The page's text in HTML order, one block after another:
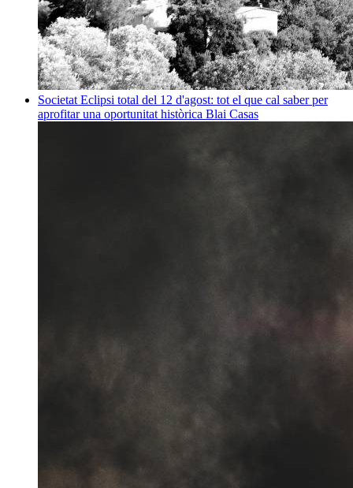
Societat Eclipsi total del 12 d'agost: tot el que cal saber per
aprofitar una oportunitat històrica Blai Casas